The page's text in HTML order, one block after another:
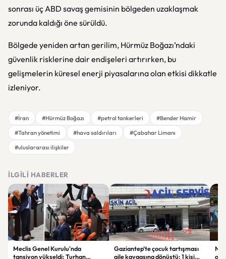
sonrası üç ABD savaş gemisinin bölgeden uzaklaşmak
zorunda kaldığı öne sürüldü.
Bölgede yeniden artan gerilim, Hürmüz Boğazı’ndaki
güvenlik risklerine dair endişeleri artırırken, bu
gelişmelerin küresel enerji piyasalarına olan etkisi dikkatle
izleniyor.
#İran #Hürmüz Boğazı #petrol tankerleri
#Bender Hamir
#Tahran yönetimi
#hava saldırıları
#Çabahar Limanı
#uluslararası ilişkiler
İLGILI HABERLER
Meclis Genel Kurulu'nda
tansiyon yükseldi: Turhan
Gaziantep’te çocuk tartışması
aile kavgasına dönüştü: 1 kişi